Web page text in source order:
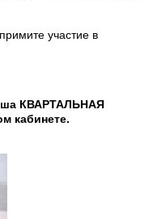
участие в
КВАРТАЛЬНАЯ
кабинете.